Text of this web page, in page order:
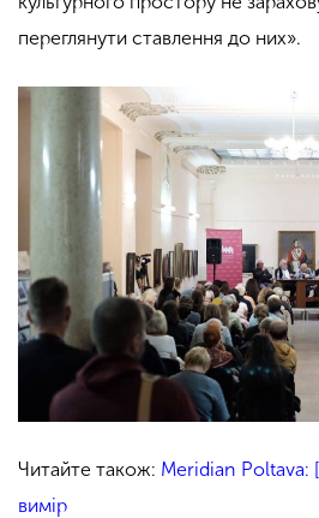
переглянути ставлення до них».
Читайте також: Meridian Poltava:
вимір